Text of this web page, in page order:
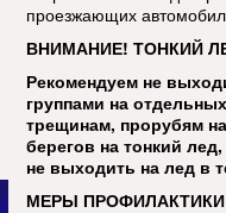
проезжающих
ВНИМАНИЕ! ТОНКИЙ
Рекомендуем не
группами на
трещинам, прорубям
берегов на тонкий
не выходить на лед в
МЕРЫ